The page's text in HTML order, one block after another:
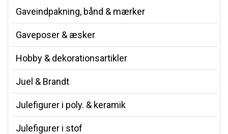
Gaveindpakning, bånd & mærker
Gaveposer & æsker
Hobby & dekorationsartikler
Juel & Brandt
Julefigurer i poly. & keramik
Julefigurer i stof